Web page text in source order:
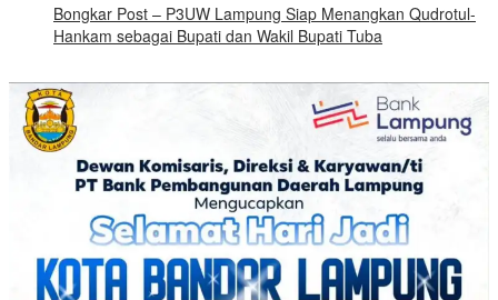
Bongkar Post – P3UW Lampung Siap Menangkan Qudrotul-
Hankam sebagai Bupati dan Wakil Bupati Tuba